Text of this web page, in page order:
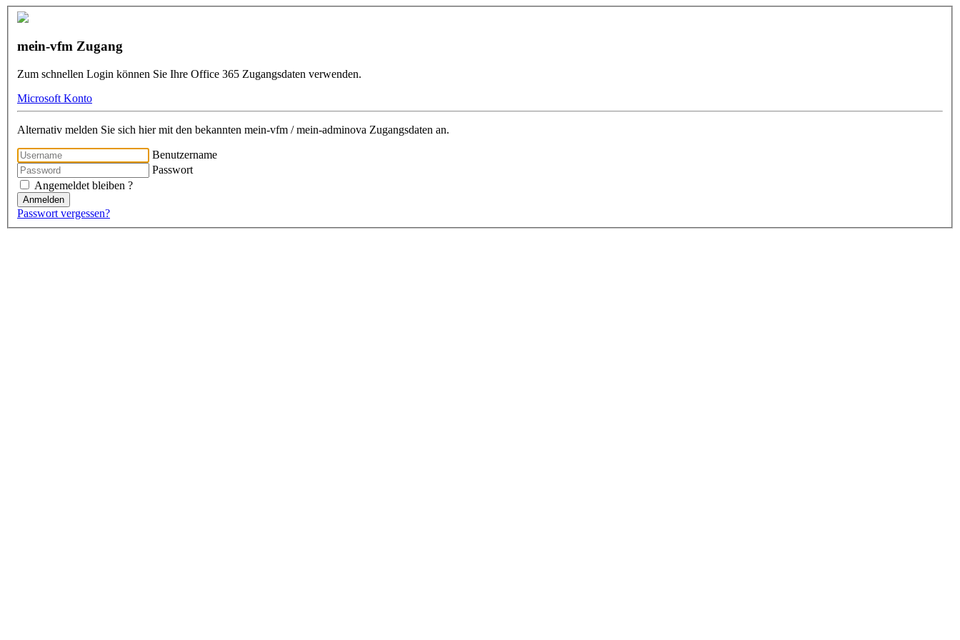
mein-vfm Zugang
Zum schnellen Login können Sie Ihre Office 365 Zugangsdaten verwenden.
Microsoft Konto
Alternativ melden Sie sich hier mit den bekannten mein-vfm / mein-adminova Zugangsdaten an.
Benutzername
Passwort
Angemeldet bleiben ?
Anmelden
Passwort vergessen?